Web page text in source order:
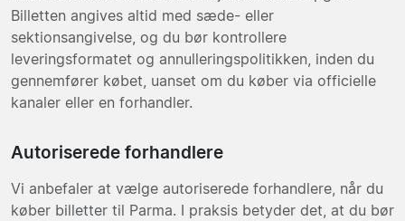
Billetten angives altid med sæde- eller
sektionsangivelse, og du bør kontrollere
leveringsformatet og annulleringspolitikken, inden du
gennemfører købet, uanset om du køber via officielle
kanaler eller en forhandler.
Autoriserede forhandlere
Vi anbefaler at vælge autoriserede forhandlere, når du
køber billetter til Parma. I praksis betyder det, at du bør